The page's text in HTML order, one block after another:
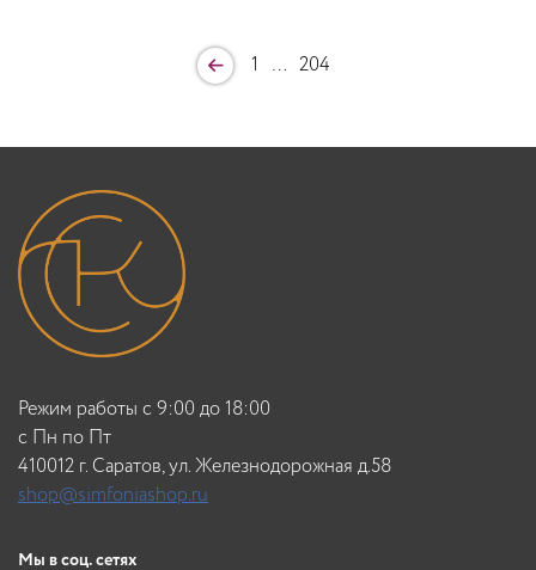
1 … 204
Режим работы с 9:00 до 18:00
c Пн по Пт
410012 г. Саратов, ул. Железнодорожная д.58
shop@simfoniashop.ru
Мы в соц. сетях